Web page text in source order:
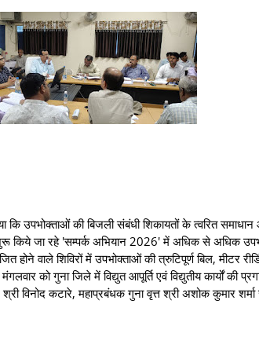
कि उपभोक्ताओं की बिजली संबंधी शिकायतों के त्वरित
किये जा रहे 'सम्पर्क अभियान 2026' में अधिक से अधिक
वाले शिविरों में उपभोक्ताओं की त्रुटिपूर्ण बिल, मीटर
को गुना जिले में विद्युत आपूर्ति एवं विद्युतीय कार्यों की
विनोद कटारे, महाप्रबंधक गुना वृत्त श्री अशोक कुमार